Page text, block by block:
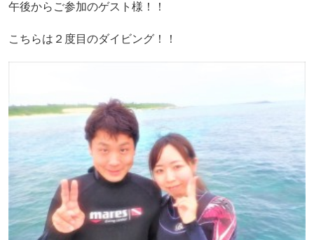
午後からご参加のゲスト様！！
こちらは２度目のダイビング！！